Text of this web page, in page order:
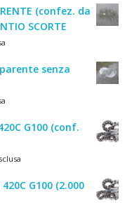
(confez. da
SCORTE
senza
G100 (conf.
G100 (2.000